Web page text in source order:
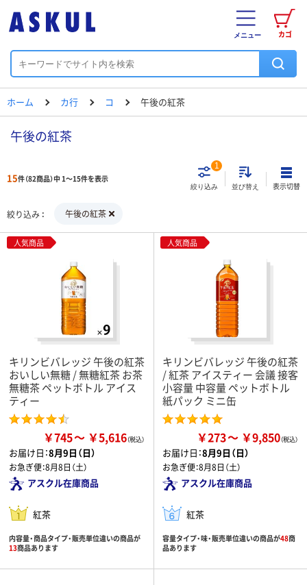
カゴ
メニュー
ホーム カ行 コ 午後の紅茶
午後の紅茶
15件（82商品）中 1～15件を表示
絞り込み
1
並び替え 表示切替
絞り込み 午後の紅茶
人気商品
キリンビバレッジ 午後の紅茶
おいしい無糖 / 無糖紅茶 お茶
無糖茶 ペットボトル アイス
ティー
￥745 ￥5,616
お届け日：8月9日（日）
お急ぎ便：8月8日（土）
アスクル在庫商品
紅茶
内容量・商品タイプ・販売単位違いの商品が
13商品あります
人気商品
キリンビバレッジ 午後の紅茶
/ 紅茶 アイスティー 会議 接客
小容量 中容量 ペットボトル
紙パック ミニ缶
￥273 ￥9,850
お届け日：8月9日（日）
お急ぎ便：8月8日（土）
アスクル在庫商品
紅茶
容量タイプ・味・販売単位違いの商品が48商
品あります